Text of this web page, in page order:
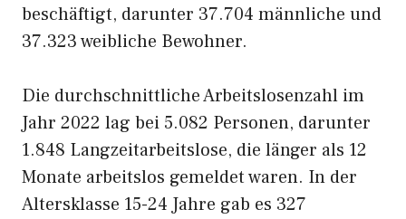
beschäftigt, darunter 37.704 männliche und
37.323 weibliche Bewohner.
Die durchschnittliche Arbeitslosenzahl im
Jahr 2022 lag bei 5.082 Personen, darunter
1.848 Langzeitarbeitslose, die länger als 12
Monate arbeitslos gemeldet waren. In der
Altersklasse 15-24 Jahre gab es 327